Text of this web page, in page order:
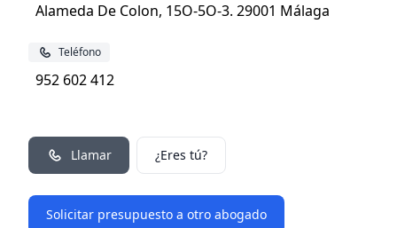
Alameda De Colon, 15O-5O-3. 29001 Málaga
Teléfono
952 602 412
Llamar ¿Eres tú?
Solicitar presupuesto a otro abogado